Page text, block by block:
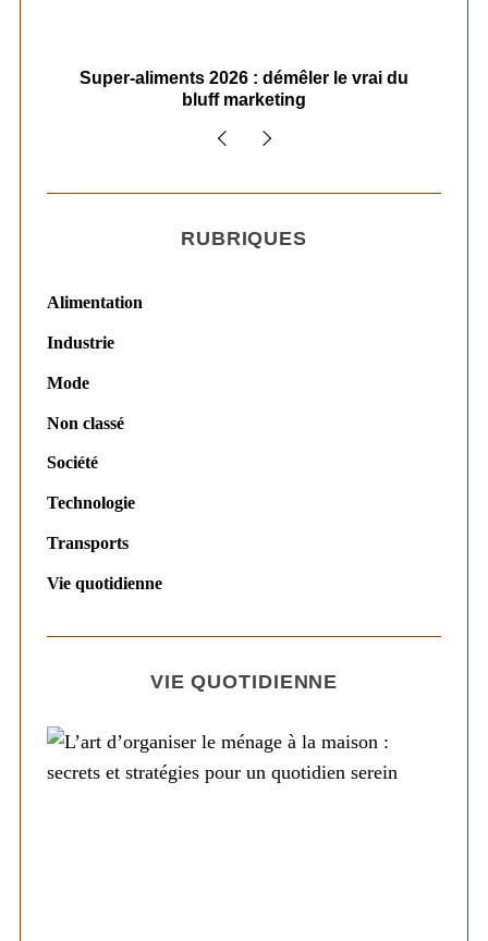
Super-aliments 2026 : démêler le vrai du
bluff marketing
RUBRIQUES
Alimentation
Industrie
Mode
Non classé
Société
Technologie
Transports
Vie quotidienne
VIE QUOTIDIENNE